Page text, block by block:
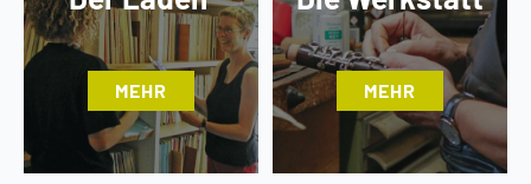
MEHR MEHR